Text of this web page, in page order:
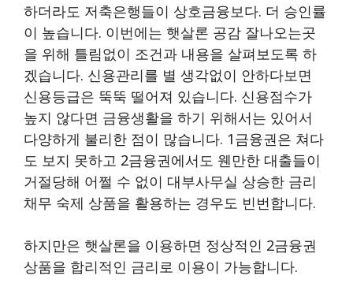
하더라도 저축은행들이 상호금융보다. 더 승인률
이 높습니다. 이번에는 햇살론 공감 잘나오는곳
을 위해 틀림없이 조건과 내용을 살펴보도록 하
겠습니다. 신용관리를 별 생각없이 안하다보면
신용등급은 뚝뚝 떨어져 있습니다. 신용점수가
높지 않다면 금융생활을 하기 위해서는 있어서
다양하게 불리한 점이 많습니다. 1금융권은 쳐다
도 보지 못하고 2금융권에서도 웬만한 대출들이
거절당해 어쩔 수 없이 대부사무실 상승한 금리
채무 숙제 상품을 활용하는 경우도 빈번합니다.
하지만은 햇살론을 이용하면 정상적인 2금융권
상품을 합리적인 금리로 이용이 가능합니다.